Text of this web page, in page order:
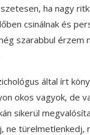
ha nagy
csinálnak és
szarabbul érzem
által írt
okos vagyok, de
sikerül
ne türelmetlenkedj,